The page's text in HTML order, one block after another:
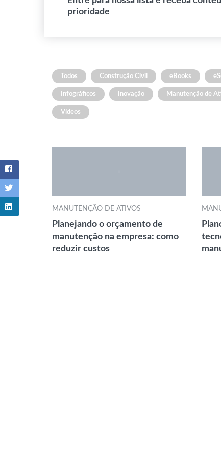
prioridade
Todos Construção Civil eBooks
Infográficos Inovação Manutenção de
Vídeos
MANUTENÇÃO DE ATIVOS
Planejando o orçamento de
manutenção na empresa: como
reduzir custos